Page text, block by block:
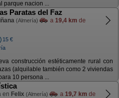
parque nacion ...
Paratas del Faz
(Almería) a 19,4 km de
15 €
construcción estéticamente rural con
(alquilable también como 2 viviendas
10 persona ...
en Felix (Almería) a 19,7 km de